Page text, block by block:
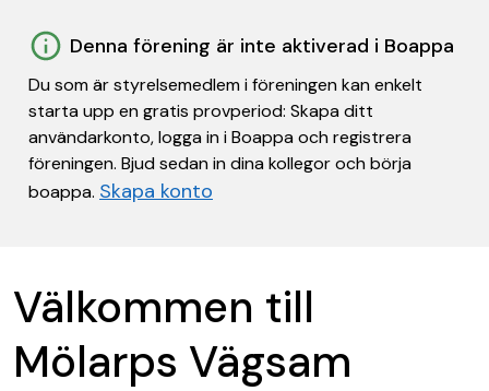
Denna förening är inte aktiverad i Boappa
Du som är styrelsemedlem i föreningen kan enkelt
starta upp en gratis provperiod: Skapa ditt
användarkonto, logga in i Boappa och registrera
föreningen. Bjud sedan in dina kollegor och börja
boappa. Skapa konto
Välkommen till
Mölarps Vägsam